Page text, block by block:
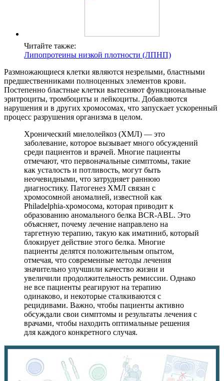
Читайте также:
Липопротеины низкой плотности (ЛПНП)
Размножающиеся клетки являются незрелыми, бластными
предшественниками полноценных элементов крови.
Постепенно бластные клетки вытесняют функциональные
эритроциты, тромбоциты и лейкоциты. Добавляются
нарушения и в других хромосомах, что запускает ускоренный
процесс разрушения организма в целом.
Хронический миелолейкоз (ХМЛ) — это
заболевание, которое вызывает много обсуждений
среди пациентов и врачей. Многие пациенты
отмечают, что первоначальные симптомы, такие
как усталость и потливость, могут быть
неочевидными, что затрудняет раннюю
диагностику. Патогенез ХМЛ связан с
хромосомной аномалией, известной как
Philadelphia-хромосома, которая приводит к
образованию аномального белка BCR-ABL. Это
объясняет, почему лечение направлено на
таргетную терапию, такую как иматиниб, который
блокирует действие этого белка. Многие
пациенты делятся положительным опытом,
отмечая, что современные методы лечения
значительно улучшили качество жизни и
увеличили продолжительность ремиссии. Однако
не все пациенты реагируют на терапию
одинаково, и некоторые сталкиваются с
рецидивами. Важно, чтобы пациенты активно
обсуждали свои симптомы и результаты лечения с
врачами, чтобы находить оптимальные решения
для каждого конкретного случая.